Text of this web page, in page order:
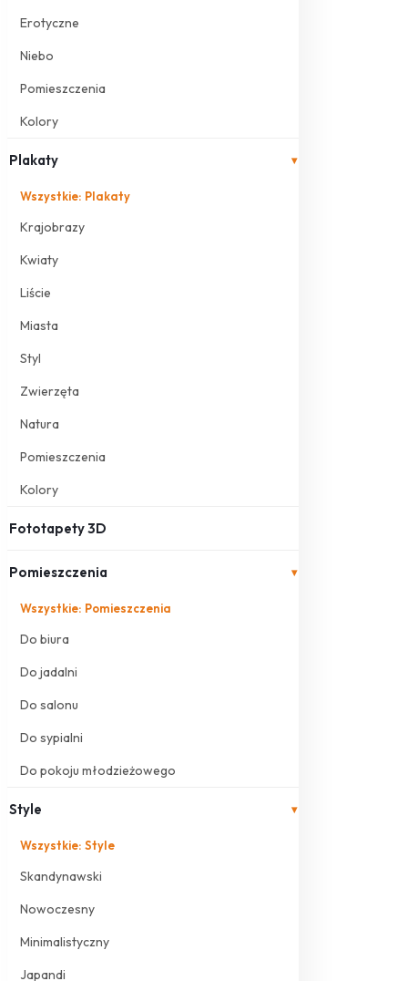
Erotyczne
Niebo
Pomieszczenia
Kolory
Plakaty ▾
Wszystkie: Plakaty
Krajobrazy
Kwiaty
Liście
Miasta
Styl
Zwierzęta
Natura
Pomieszczenia
Kolory
Fototapety 3D
Pomieszczenia ▾
Wszystkie: Pomieszczenia
Do biura
Do jadalni
Do salonu
Do sypialni
Do pokoju młodzieżowego
Style ▾
Wszystkie: Style
Skandynawski
Nowoczesny
Minimalistyczny
Japandi